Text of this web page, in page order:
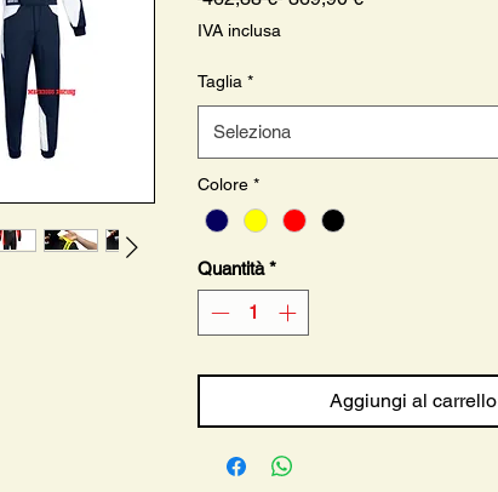
IVA inclusa
Taglia *
Seleziona
Colore *
Quantità *
Aggiungi al carrello